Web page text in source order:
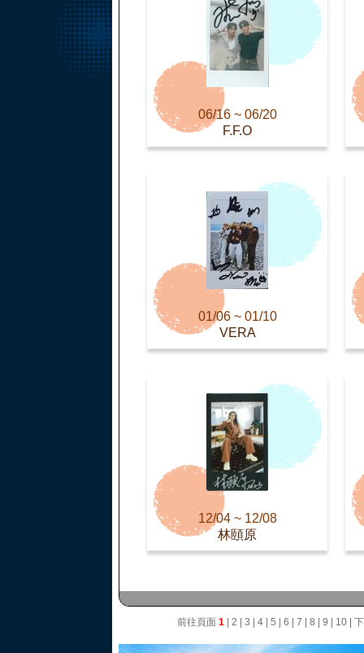
06/16 ~ 06/20
F.F.O
01/06 ~ 01/10
VERA
12/04 ~ 12/08
林頤原
前往頁面 1| 2 3 4| 5 6 7 8 9 10|